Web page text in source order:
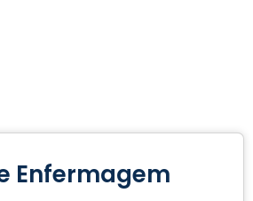
Enfermagem